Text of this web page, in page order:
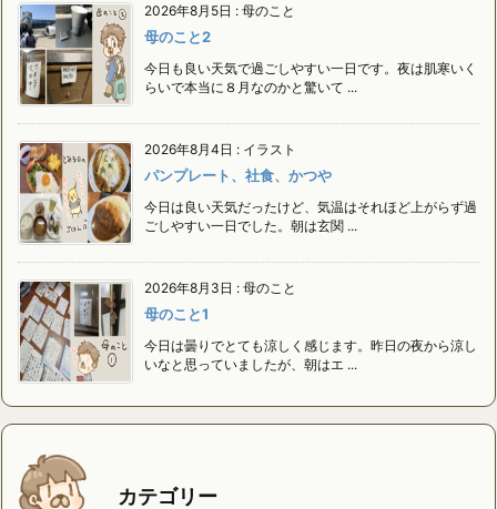
2026年8月5日 : 母のこと
母のこと2
今日も良い天気で過ごしやすい一日です。夜は肌寒いく
らいで本当に８月なのかと驚いて ...
2026年8月4日 : イラスト
パンプレート、社食、かつや
今日は良い天気だったけど、気温はそれほど上がらず過
ごしやすい一日でした。朝は玄関 ...
2026年8月3日 : 母のこと
母のこと1
今日は曇りでとても涼しく感じます。昨日の夜から涼し
いなと思っていましたが、朝はエ ...
カテゴリー